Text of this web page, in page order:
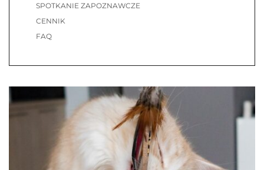
SPOTKANIE ZAPOZNAWCZE
CENNIK
FAQ